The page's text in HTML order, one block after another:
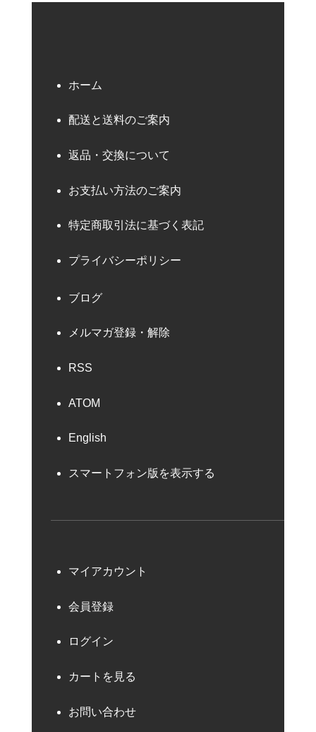
ホーム
配送と送料のご案内
返品・交換について
お支払い方法のご案内
特定商取引法に基づく表記
プライバシーポリシー
ブログ
メルマガ登録・解除
RSS
ATOM
English
スマートフォン版を表示する
マイアカウント
会員登録
ログイン
カートを見る
お問い合わせ